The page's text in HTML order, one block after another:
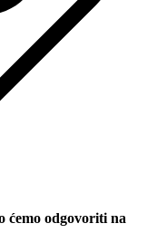
ćemo odgovoriti na